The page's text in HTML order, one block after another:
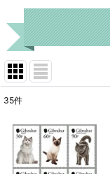
在庫あり
35件